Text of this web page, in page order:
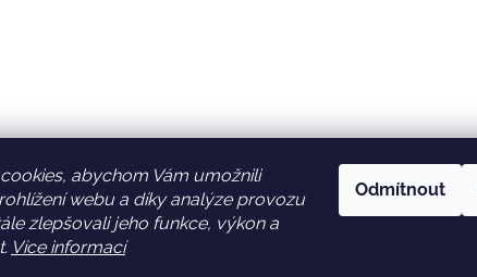
abychom Vám umožnili
webu a díky analýze provozu
zlepšovali jeho funkce, výkon a
Více informací
Odmítnout
Facebook Věrnostní slevy